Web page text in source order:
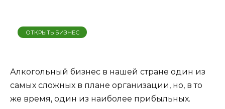
ОТКРЫТЬ БИЗНЕС
Алкогольный бизнес в нашей стране один из
самых сложных в плане организации, но, в то
же время, один из наиболее прибыльных.